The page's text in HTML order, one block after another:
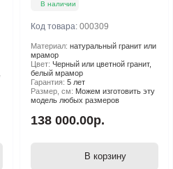
В наличии
Код товара: 000309
Материал: натуральный гранит или
мрамор
Цвет: Черный или цветной гранит,
белый мрамор
Гарантия: 5 лет
Размер, см: Можем изготовить эту
модель любых размеров
138 000.00р.
В корзину